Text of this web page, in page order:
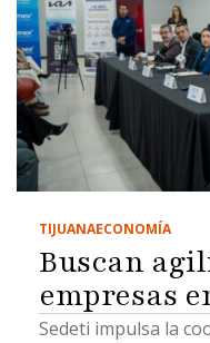
TIJUANAECONOMÍA
Buscan
empresas
Sedeti impulsa la